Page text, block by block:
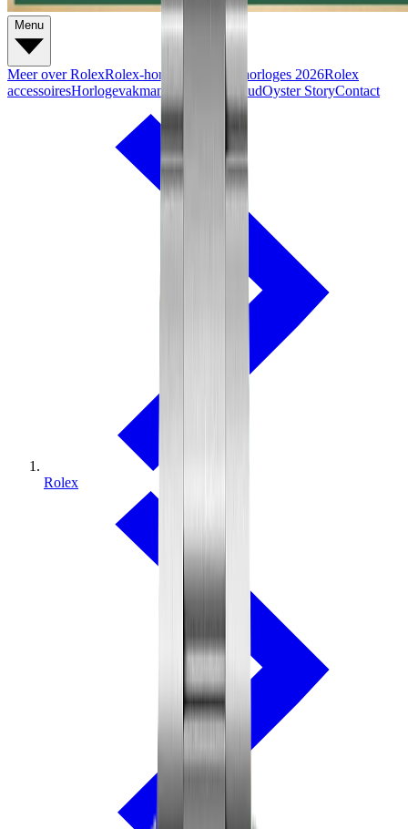
Menu
Meer over RolexRolex-horloges Nieuwe horloges 2026Rolex
accessoiresHorlogevakmanschap OnderhoudOyster StoryContact
Rolex